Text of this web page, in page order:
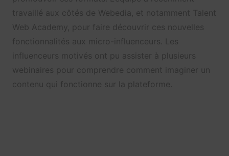
travaillé aux côtés de Webedia, et notamment Talent
Web Academy, pour faire découvrir ces nouvelles
fonctionnalités aux micro-influenceurs. Les
influenceurs motivés ont pu assister à plusieurs
webinaires pour comprendre comment imaginer un
contenu qui fonctionne sur la plateforme.